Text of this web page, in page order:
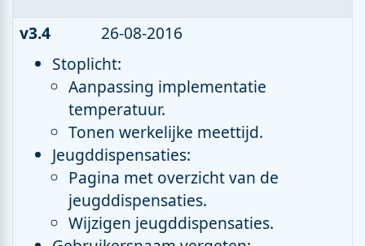
v3.4
26-08-2016
Stoplicht:
Aanpassing implementatie
temperatuur.
Tonen werkelijke meettijd.
Jeugddispensaties:
Pagina met overzicht van de
jeugddispensaties.
Wijzigen jeugddispensaties.